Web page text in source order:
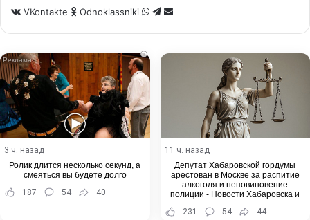
VKontakte Odnoklassniki WhatsApp
Telegram
Share
i
3 ч. назад
Ролик длится несколько секунд, а
смеяться вы будете долго
187
54 40
11 ч. назад
Депутат Хабаровской гордумы
арестован в Москве за распитие
алкоголя и неповиновение
полиции - Новости Хабаровска и
231 54 44